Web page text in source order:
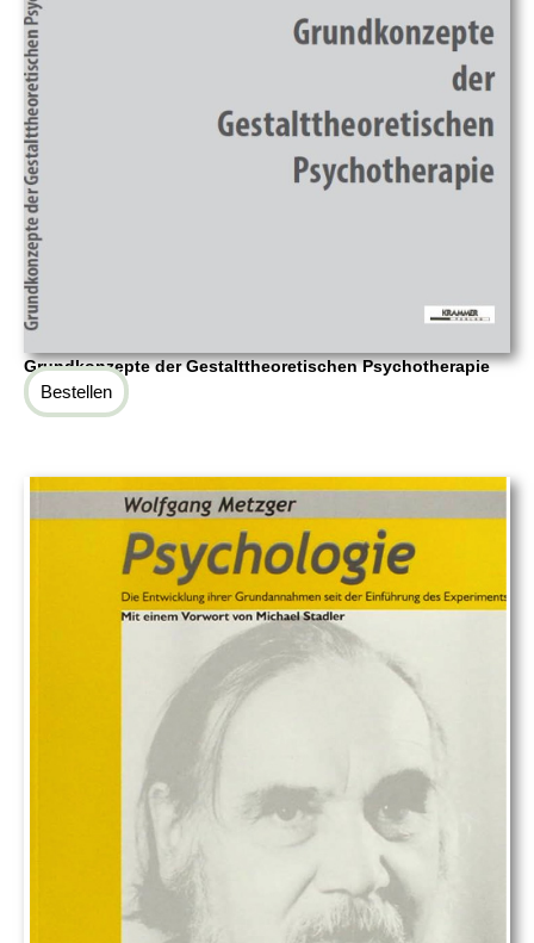
Grundkonzepte der Gestalttheoretischen Psychotherapie
Bestellen